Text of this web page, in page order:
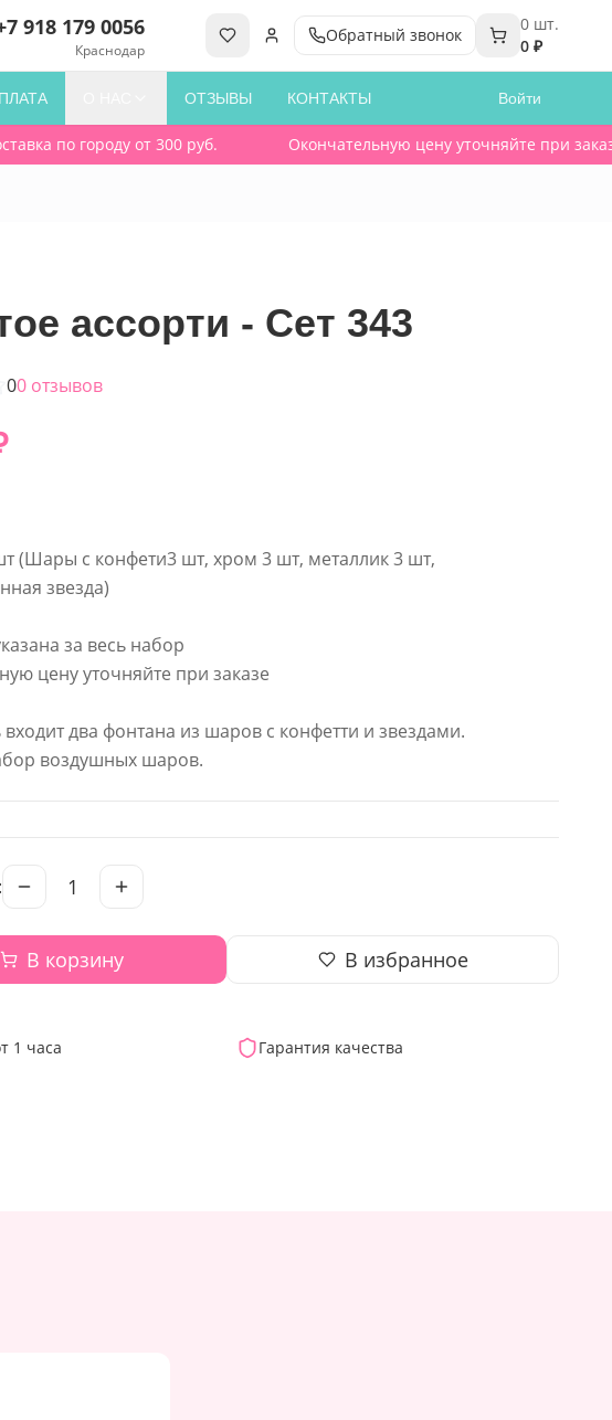
918 179 0056
Краснодар
Обратный звонок
0 шт.
0 ₽
ОТЗЫВЫ КОНТАКТЫ Войти
по городу от 300 руб. Окончательную цену уточняйте при
ассорти - Сет 343
00 отзывов
(Шары с конфети3 шт, хром 3 шт, металлик 3 шт,
звезда)
за весь набор
цену уточняйте при заказе
входит два фонтана из шаров с конфетти и звездами.
воздушных шаров.
1
В корзину В избранное
1 часа Гарантия качества